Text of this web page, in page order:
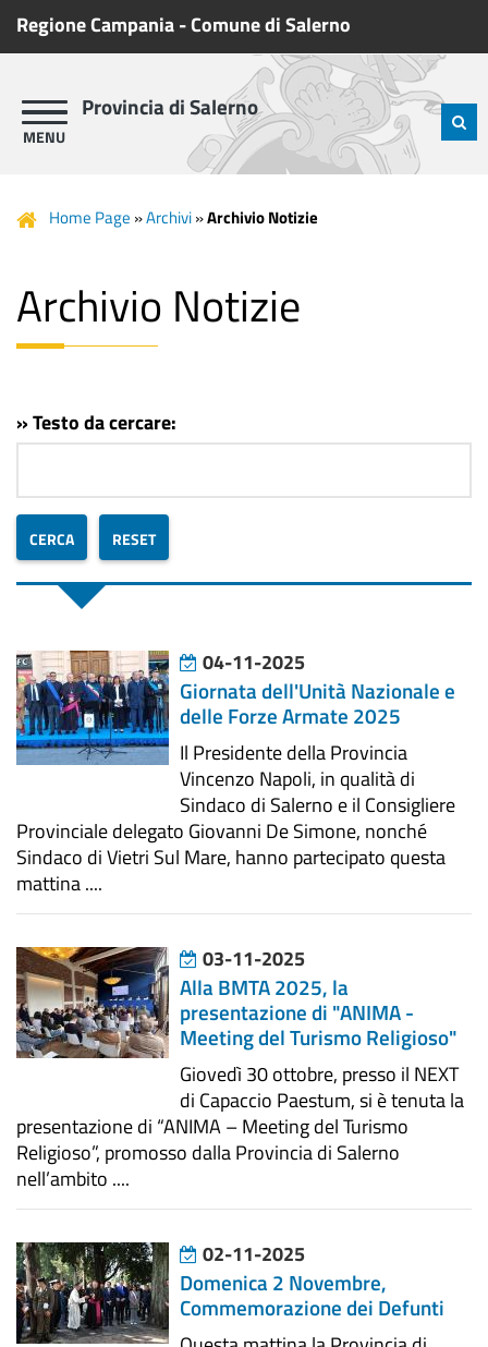
Regione Campania-Comune di Salerno
Provincia di Salerno
Home Page »Archivi»Archivio Notizie
Archivio Notizie
» Testo da cercare:
04-11-2025
Giornata dell'Unità Nazionale e
delle Forze Armate 2025
Il Presidente della Provincia
Vincenzo Napoli, in qualità di
Sindaco di Salerno e il Consigliere
Provinciale delegato Giovanni De Simone, nonché
Sindaco di Vietri Sul Mare, hanno partecipato questa
mattina ....
03-11-2025
Alla BMTA 2025, la
presentazione di "ANIMA -
Meeting del Turismo Religioso"
Giovedì 30 ottobre, presso il NEXT
di Capaccio Paestum, si è tenuta la
presentazione di “ANIMA – Meeting del Turismo
Religioso”, promosso dalla Provincia di Salerno
nell’ambito ....
02-11-2025
Domenica 2 Novembre,
Commemorazione dei Defunti